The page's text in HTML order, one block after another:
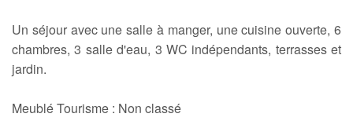
Un séjour avec une salle à manger, une cuisine ouverte, 6
chambres, 3 salle d'eau, 3 WC indépendants, terrasses et
jardin.
Meublé Tourisme : Non classé